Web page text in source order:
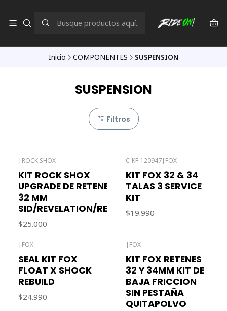
Inicio COMPONENTES SUSPENSION
SUSPENSION
Filtros
| ROCK SHOX
KIT ROCK SHOX
UPGRADE DE RETENES
32 MM
SID/REVELATION/REBA
$25.000
C-KF-120947| FOX
KIT FOX 32 & 34
TALAS 3 SERVICE
KIT
$19.990
| FOX
SEAL KIT FOX
FLOAT X SHOCK
REBUILD
$24.990
| FOX
KIT FOX RETENES
32 Y 34MM KIT DE
BAJA FRICCION
SIN PESTAÑA
QUITAPOLVO